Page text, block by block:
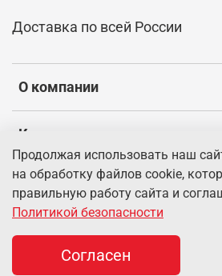
О компании
Клиентам
Информация
Доставка по всей России
© 2026 Интернет-магазин dsm-
товарах, указанная на сайте, имеет
Продолжая использовать наш
на обработку файлов cookie,
правильную работу сайта и
Политикой безопасности
Согласен